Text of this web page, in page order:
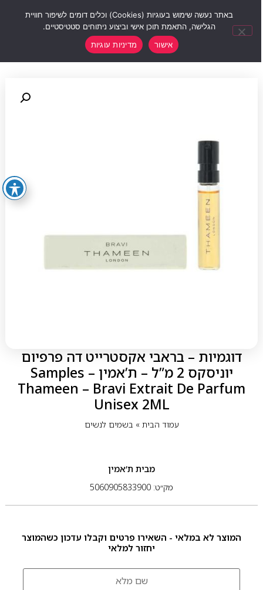
דוגמיות – בראבי אקסטרייט דה פרפיום
יוניסקס 2 מ”ל – ת’אמין Samples –
Thameen – Bravi Extrait De Parfum
Unisex 2ML
עמוד הבית» בשמים לנשים
מבית ת’אמין
מק״ט: 5060905833900
המוצר לא במלאי - השאירו פרטים וקבלו עדכון כשהמוצר
יחזור למלאי
באתר נעשה שימוש בעוגיות (Cookies) וכלים דומים לשיפור חוויית
הגלישה, התאמת תוכן אישי וביצוע ניתוחים סטטיסטיים.
אישור
מדיניות עוגיות